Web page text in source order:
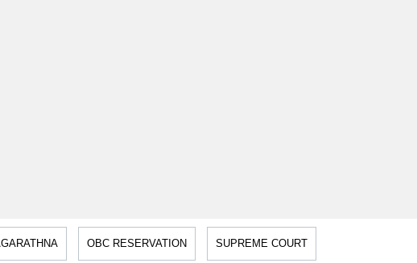
OBC RESERVATION SUPREME COURT